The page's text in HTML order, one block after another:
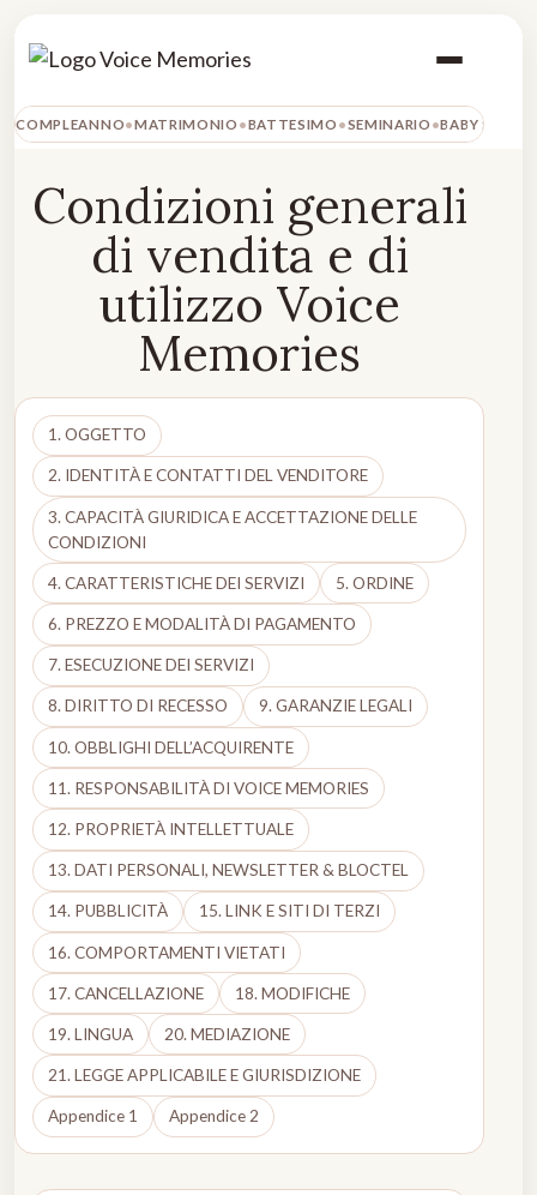
COMPLEANNO MATRIMONIO BATTESIMO SEMINARIO BABY
Condizioni generali
di vendita e di
utilizzo Voice
Memories
1. OGGETTO
2. IDENTITÀ E CONTATTI DEL VENDITORE
3. CAPACITÀ GIURIDICA E ACCETTAZIONE DELLE
CONDIZIONI
4. CARATTERISTICHE DEI SERVIZI 5. ORDINE
6. PREZZO E MODALITÀ DI PAGAMENTO
7. ESECUZIONE DEI SERVIZI
8. DIRITTO DI RECESSO 9. GARANZIE LEGALI
10. OBBLIGHI DELL’ACQUIRENTE
11. RESPONSABILITÀ DI VOICE MEMORIES
12. PROPRIETÀ INTELLETTUALE
13. DATI PERSONALI, NEWSLETTER & BLOCTEL
14. PUBBLICITÀ 15. LINK E SITI DI TERZI
16. COMPORTAMENTI VIETATI
17. CANCELLAZIONE 18. MODIFICHE
19. LINGUA 20. MEDIAZIONE
21. LEGGE APPLICABILE E GIURISDIZIONE
Appendice 1 Appendice 2